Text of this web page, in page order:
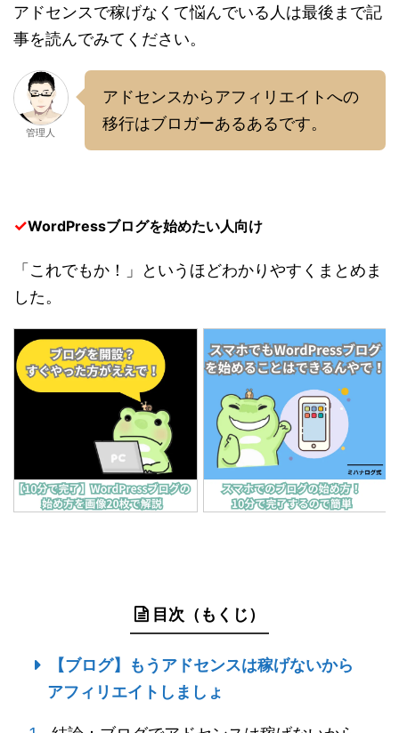
アドセンスで稼げなくて悩んでいる人は最後まで記
事を読んでみてください。
管理人
アドセンスからアフィリエイトへの
移行はブロガーあるあるです。
✓WordPressブログを始めたい人向け
「これでもか！」というほどわかりやすくまとめま
した。
目次（もくじ）
【ブログ】もうアドセンスは稼げないから
アフィリエイトしましょ